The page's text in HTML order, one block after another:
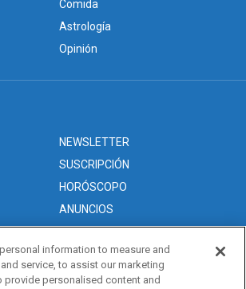
Comida
Astrología
Opinión
NEWSLETTER
SUSCRIPCIÓN
HORÓSCOPO
ANUNCIOS
information to measure and
service, to assist our marketing
provide personalised content and